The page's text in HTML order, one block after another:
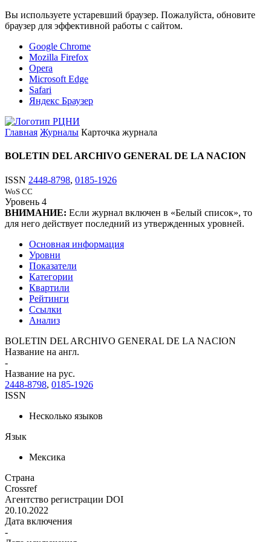
Вы используете устаревший браузер. Пожалуйста, обновите
браузер для эффективной работы с сайтом.
Google Chrome
Mozilla Firefox
Opera
Microsoft Edge
Safari
Яндекс Браузер
Главная Журналы Карточка журнала
BOLETIN DEL ARCHIVO GENERAL DE LA NACION
ISSN 2448-8798, 0185-1926
WoS CC
Уровень 4
ВНИМАНИЕ: Если журнал включен в «Белый список», то
для него действует последний из утвержденных уровней.
Основная информация
Уровни
Показатели
Категории
Квартили
Рейтинги
Ссылки
Анализ
BOLETIN DEL ARCHIVO GENERAL DE LA NACION
Название на англ.
-
Название на рус.
2448-8798, 0185-1926
ISSN
Несколько языков
Язык
Мексика
Страна
Crossref
Агентство регистрации DOI
20.10.2022
Дата включения
-